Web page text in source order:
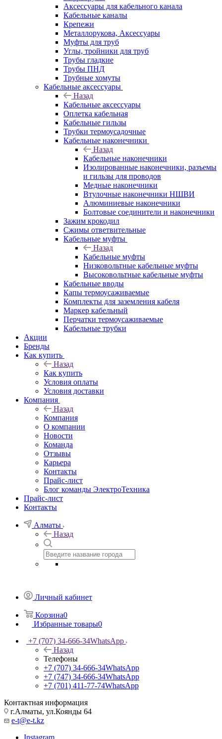
Аксессуары для кабельного канала
Кабельные каналы
Крепежи
Металлорукова, Аксессуары
Муфты для труб
Углы, тройники для труб
Трубы гладкие
Трубы ПНД
Трубные хомуты
Кабельные аксессуары
Назад
Кабельные аксессуары
Оплетка кабельная
Кабельные гильзы
Трубки термоусадочные
Кабельные наконечники
Назад
Кабельные наконечники
Изолированные наконечники, разъемы
и гильзы для проводов
Медные наконечники
Втулочные наконечники НШВИ
Алюминиевые наконечники
Болтовые соединители и наконечники
Зажим крокодил
Сжимы ответвительные
Кабельные муфты
Назад
Кабельные муфты
Низковольтные кабельные муфты
Высоковольтные кабельные муфты
Кабельные вводы
Капы термоусаживаемые
Комплекты для заземления кабеля
Маркер кабельный
Перчатки термоусаживаемые
Кабельные трубки
Акции
Бренды
Как купить
Назад
Как купить
Условия оплаты
Условия доставки
Компания
Назад
Компания
О компании
Новости
Команда
Отзывы
Карьера
Контакты
Прайс-лист
Блог команды ЭлектроТехника
Прайс-лист
Контакты
Алматы
Назад
Личный кабинет
Корзина0
Избранные товары0
+7 (707) 34-666-34WhatsApp
Назад
Телефоны
+7 (707) 34-666-34WhatsApp
+7 (747) 34-666-34WhatsApp
+7 (701) 411-77-74WhatsApp
Контактная информация
г.Алматы, ул.Коянды 64
e-t@e-t.kz
Instagram